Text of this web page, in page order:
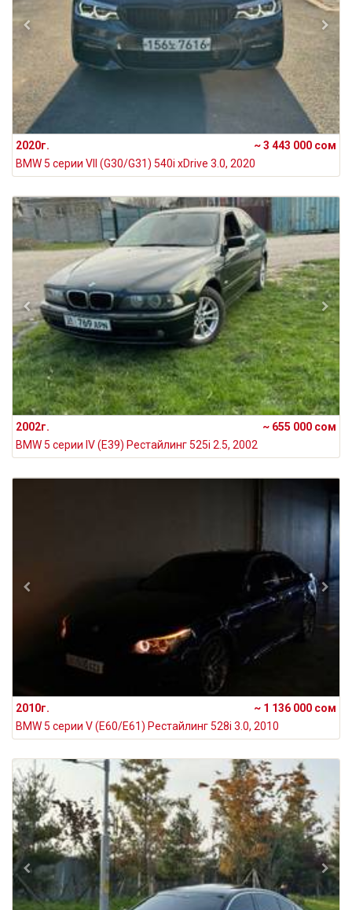
2020г.
~ 3 443 000 сом
BMW 5 серии VII (G30/G31) 540i xDrive 3.0, 2020
2002г.
~ 655 000 сом
BMW 5 серии IV (E39) Рестайлинг 525i 2.5, 2002
2010г.
~ 1 136 000 сом
BMW 5 серии V (E60/E61) Рестайлинг 528i 3.0, 2010